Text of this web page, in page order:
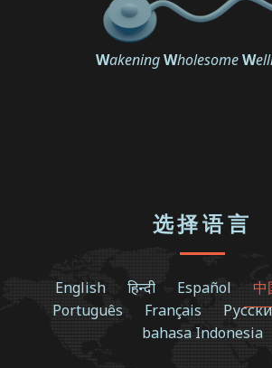
WakeningWholesomeW
选择语言
English हिन्दी Español 中
Português
Français
bahasa Indonesia